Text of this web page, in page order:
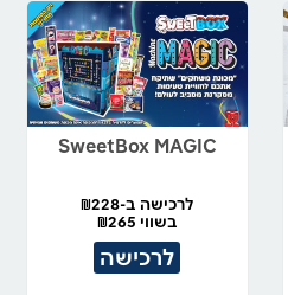
SweetBox MAGIC
לרכישה ב-₪228
בשווי ₪265
לרכישה